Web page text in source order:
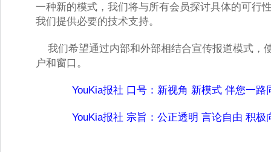
一种新的模式，我们将与所有会员探讨具体的可行
我们提供必要的技术支持。
我们希望通过内部和外部相结合宣传报道模式，
户和窗口。
YouKia报社 口号：新视角 新模式 伴您一路
YouKia报社 宗旨：公正透明 言论自由 积极